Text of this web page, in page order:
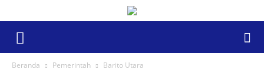
Beranda Pemerintah Barito Utara